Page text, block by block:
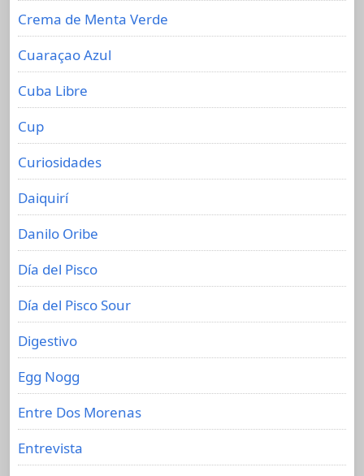
Crema de Menta Verde
Cuaraçao Azul
Cuba Libre
Cup
Curiosidades
Daiquirí
Danilo Oribe
Día del Pisco
Día del Pisco Sour
Digestivo
Egg Nogg
Entre Dos Morenas
Entrevista